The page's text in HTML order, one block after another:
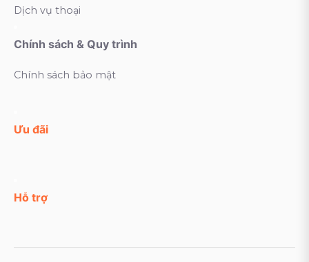
Dịch vụ thoại
Chính sách & Quy trình
Chính sách bảo mật
Ưu đãi
Hỗ trợ